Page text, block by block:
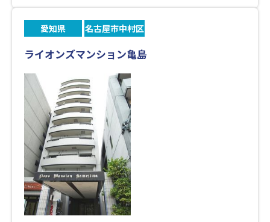
愛知県 名古屋市中村区
ライオンズマンション亀島